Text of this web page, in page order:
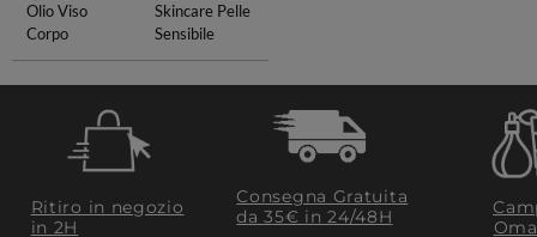
Olio Viso
Corpo
Skincare Pelle
Sensibile
Ritiro in negozio
in 2H
Consegna Gratuita
da 35€​ in 24/48H